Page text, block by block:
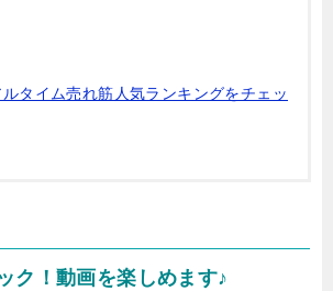
タイム売れ筋人気ランキングをチェッ
ク！動画を楽しめます♪